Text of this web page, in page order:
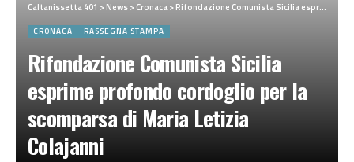
Caltanissetta 401 >News>Cronaca>Rifondazione Comunista Sicilia esprime profondo cordoglio per la scomparsa di Maria Letizia Colajanni
CRONACA RASSEGNA STAMPA
Rifondazione Comunista Sicilia
esprime profondo cordoglio per la
scomparsa di Maria Letizia
Colajanni